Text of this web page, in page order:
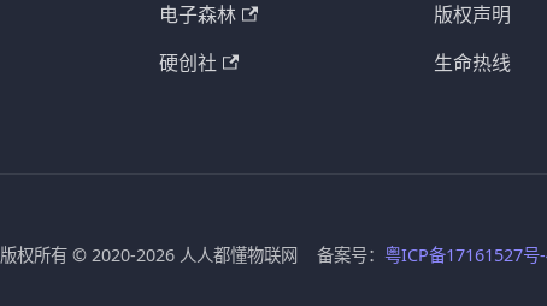
电子森林
硬创社
版权声明
生命热线
版权所有 © 2020-2026 人人都懂物联网 备案号： 粤ICP备17161527号